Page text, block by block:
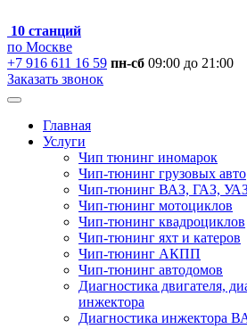
10 станций
по Москве
+7 916 611 16 59 пн-сб 09:00 до 21:00
Заказать звонок
Главная
Услуги
Чип тюнинг иномарок
Чип-тюнинг грузовых авто
Чип-тюнинг ВАЗ, ГАЗ,
Чип-тюнинг мотоциклов
Чип-тюнинг квадроциклов
Чип-тюнинг яхт и катеров
Чип-тюнинг АКПП
Чип-тюнинг автодомов
Диагностика двигателя,
инжектора
Диагностика инжектора